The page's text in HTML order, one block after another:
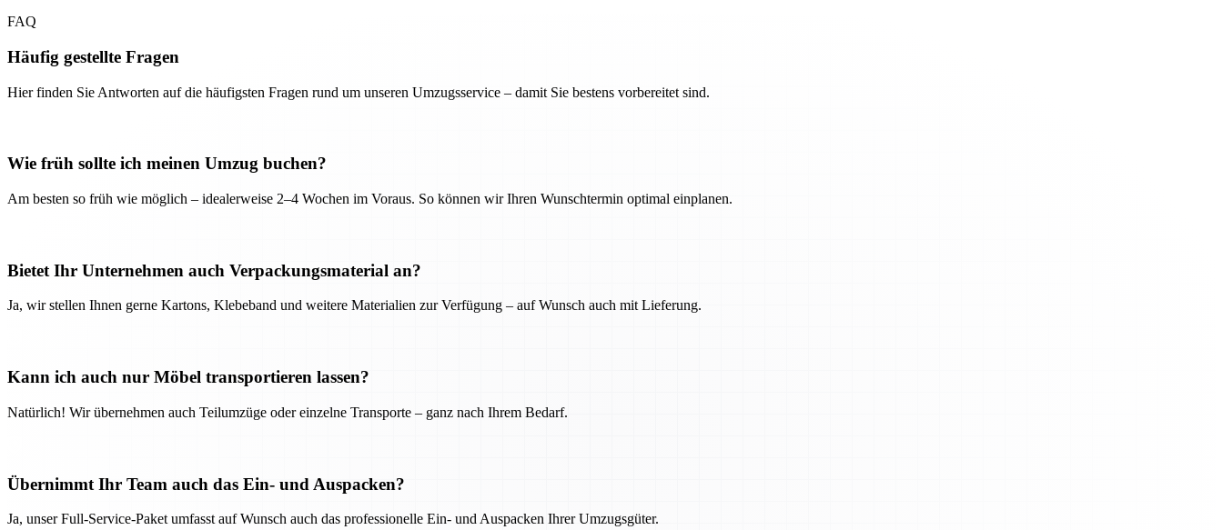
FAQ
Häufig gestellte Fragen
Hier finden Sie Antworten auf die häufigsten Fragen rund um unseren Umzugsservice – damit Sie bestens vorbereitet sind.
Wie früh sollte ich meinen Umzug buchen?
Am besten so früh wie möglich – idealerweise 2–4 Wochen im Voraus. So können wir Ihren Wunschtermin optimal einplanen.
Bietet Ihr Unternehmen auch Verpackungsmaterial an?
Ja, wir stellen Ihnen gerne Kartons, Klebeband und weitere Materialien zur Verfügung – auf Wunsch auch mit Lieferung.
Kann ich auch nur Möbel transportieren lassen?
Natürlich! Wir übernehmen auch Teilumzüge oder einzelne Transporte – ganz nach Ihrem Bedarf.
Übernimmt Ihr Team auch das Ein- und Auspacken?
Ja, unser Full-Service-Paket umfasst auf Wunsch auch das professionelle Ein- und Auspacken Ihrer Umzugsgüter.